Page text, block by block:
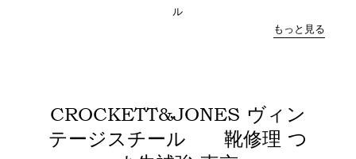
ル
もっと見る
CROCKETT&JONES ヴィン
テージスチール 靴修理 つ